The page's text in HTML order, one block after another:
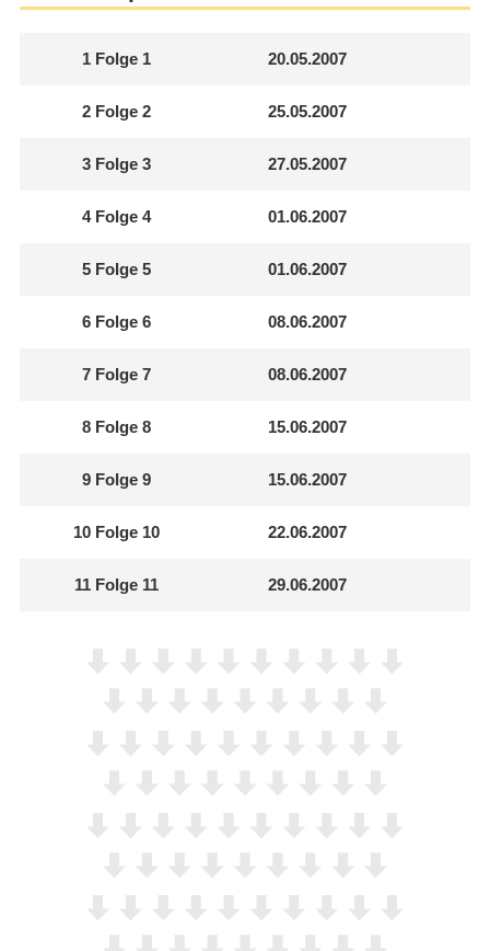
1 Folge 1 20.05.2007
2 Folge 2 25.05.2007
3 Folge 3 27.05.2007
4 Folge 4 01.06.2007
5 Folge 5 01.06.2007
6 Folge 6 08.06.2007
7 Folge 7 08.06.2007
8 Folge 8 15.06.2007
9 Folge 9 15.06.2007
10 Folge 10 22.06.2007
11 Folge 11 29.06.2007